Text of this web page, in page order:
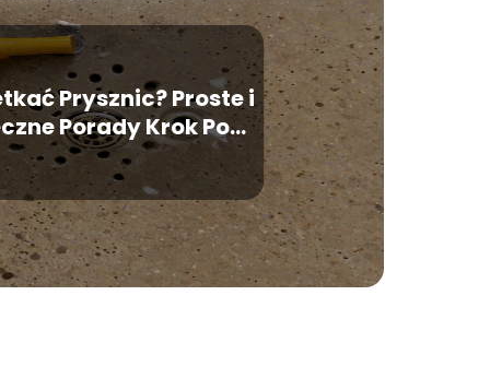
Prysznic? Proste i
Porady Krok Po
Kroku